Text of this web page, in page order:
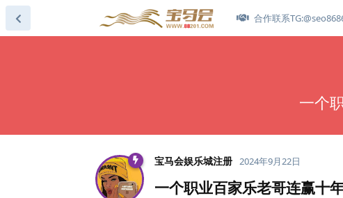
合作联系
一个
宝马会娱乐城注册 2024年9月22日
一个职业百家乐老哥连赢十